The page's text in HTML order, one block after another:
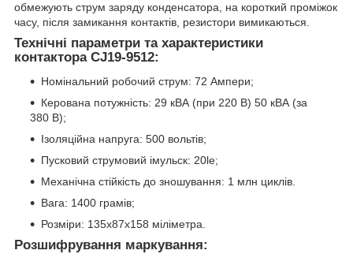
обмежують струм заряду конденсатора, на короткий проміжок
часу, після замикання контактів, резистори вимикаються.
Технічні параметри та характеристики
контактора CJ19-9512:
Номінальний робочий струм: 72 Ампери;
Керована потужність: 29 кВА (при 220 В) 50 кВА (за
380 В);
Ізоляційна напруга: 500 вольтів;
Пусковий струмовий імульск: 20le;
Механічна стійкість до зношування: 1 млн циклів.
Вага: 1400 грамів;
Розміри: 135х87х158 міліметра.
Розшифрування маркування: